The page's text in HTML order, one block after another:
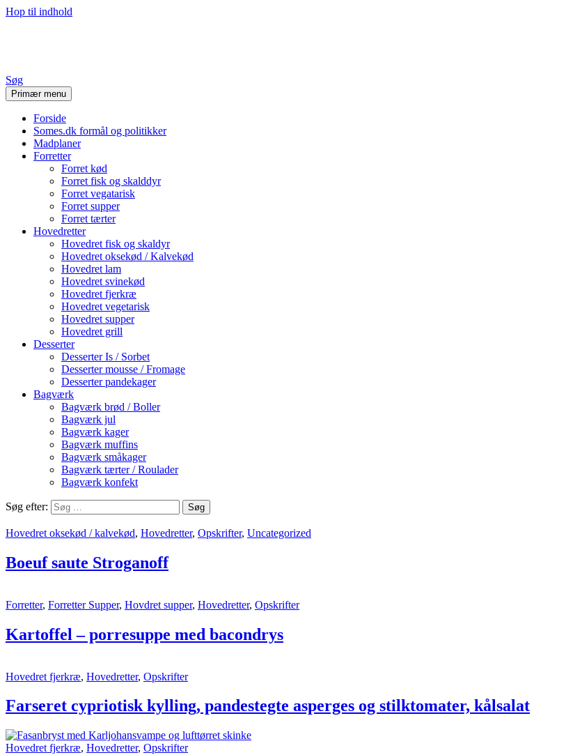
Hop til indhold
Søg
Primær menu
Forside
Somes.dk formål og politikker
Madplaner
Forretter
Forret kød
Forret fisk og skalddyr
Forret vegatarisk
Forret supper
Forret tærter
Hovedretter
Hovedret fisk og skaldyr
Hovedret oksekød / Kalvekød
Hovedret lam
Hovedret svinekød
Hovedret fjerkræ
Hovedret vegetarisk
Hovedret supper
Hovedret grill
Desserter
Desserter Is / Sorbet
Desserter mousse / Fromage
Desserter pandekager
Bagværk
Bagværk brød / Boller
Bagværk jul
Bagværk kager
Bagværk muffins
Bagværk småkager
Bagværk tærter / Roulader
Bagværk konfekt
Søg efter:
Hovedret oksekød / kalvekød, Hovedretter, Opskrifter, Uncategorized
Boeuf saute Stroganoff
Forretter, Forretter Supper, Hovdret supper, Hovedretter, Opskrifter
Kartoffel – porresuppe med bacondrys
Hovedret fjerkræ, Hovedretter, Opskrifter
Farseret cypriotisk kylling, pandestegte asperges og stilktomater, kålsalat
Hovedret fjerkræ, Hovedretter, Opskrifter